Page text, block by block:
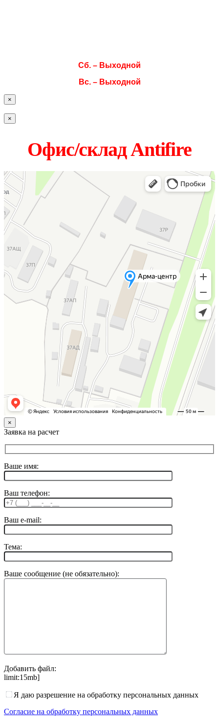
Сб. – Выходной
Вс. – Выходной
×
×
Офис/склад Antifire
×
Заявка на расчет
Ваше имя:
Ваш телефон:
Ваш e-mail:
Тема:
Ваше сообщение (не обязательно):
Добавить файл:
limit:15mb]
Я даю разрешение на обработку персональных данных
Согласие на обработку персональных данных